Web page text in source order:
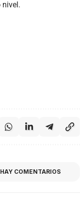
COMENTARIOS